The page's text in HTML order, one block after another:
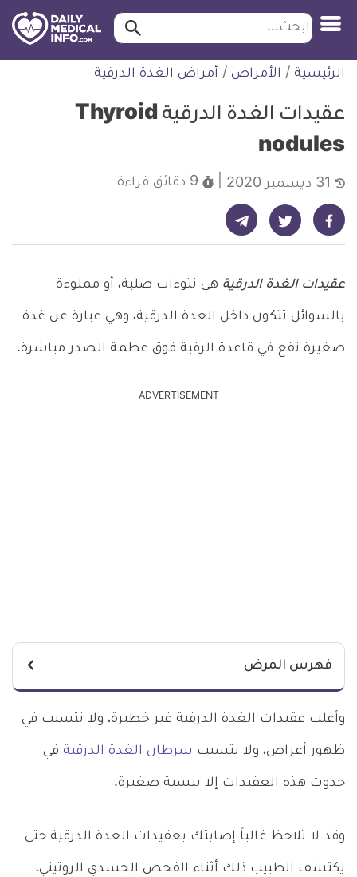
التخطي
للمحتوى
طبية
ابحث ابحث…
الرئيسية / الأمراض / أمراض الغدة الدرقية
عقيدات الغدة الدرقية Thyroid
nodules
9 دقائق قراءة
شارك على فيسبوك - ديلي ميديكال انفو شارك على تويتر - ديلي ميديكال انفو شارك على تيليجرام - ديلي ميديكال انفو
عقيدات الغدة الدرقية هي نتوءات صلبة، أو مملوءة
بالسوائل تتكون داخل الغدة الدرقية، وهي عبارة عن غدة
صغيرة تقع في قاعدة الرقبة فوق عظمة الصدر مباشرة.
ADVERTISEMENT
فهرس المرض
وأغلب عقيدات الغدة الدرقية غير خطيرة، ولا تتسبب في
ظهور أعراض، ولا يتسبب سرطان الغدة الدرقية في
حدوث هذه العقيدات إلا بنسبة صغيرة.
وقد لا تلاحظ غالباً إصابتك بعقيدات الغدة الدرقية حتى
يكتشف الطبيب ذلك أثناء الفحص الجسدي الروتيني،